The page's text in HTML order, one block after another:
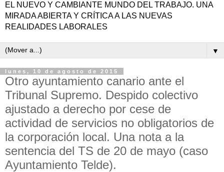
EL NUEVO Y CAMBIANTE MUNDO DEL TRABAJO. UNA
MIRADA ABIERTA Y CRÍTICA A LAS NUEVAS
REALIDADES LABORALES
▼
lunes, 10 de agosto de 2015
Otro ayuntamiento canario ante el
Tribunal Supremo. Despido colectivo
ajustado a derecho por cese de
actividad de servicios no obligatorios de
la corporación local. Una nota a la
sentencia del TS de 20 de mayo (caso
Ayuntamiento Telde).